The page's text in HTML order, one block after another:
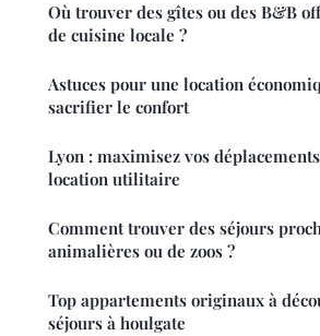
Où trouver des gîtes ou des B&B
de cuisine locale ?
Astuces pour une location
sacrifier le confort
Lyon : maximisez vos
location utilitaire
Comment trouver des séjours
animalières ou de zoos ?
Top appartements originaux à
séjours à houlgate